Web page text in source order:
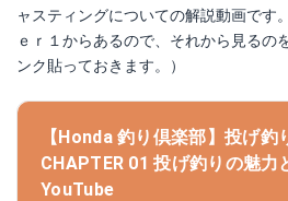
ャスティングについての解説動画です
ｅｒ１からあるので、それから見るの
ンク貼っておきます。）
【Honda 釣り倶楽部】投げ釣
CHAPTER 01 投げ釣りの魅力
YouTube